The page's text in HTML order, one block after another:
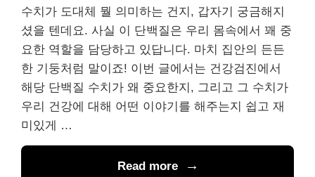
수치가 도대체 뭘 의미하는 건지, 갑자기 궁금해지
셨을 텐데요. 사실 이 단백질은 우리 몸속에서 꽤 중
요한 역할을 담당하고 있답니다. 마치 집안의 든든
한 기둥처럼 말이죠! 이번 글에서는 건강검진에서
해당 단백질 수치가 왜 중요한지, 그리고 그 수치가
우리 건강에 대해 어떤 이야기를 해주는지 쉽고 재
미있게 …
Read more